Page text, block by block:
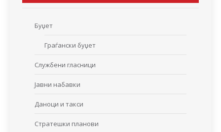
Буџет
Граѓански буџет
Службени гласници
Јавни набавки
Даноци и такси
Стратешки планови